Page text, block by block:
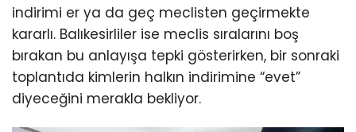
indirimi er ya da geç meclisten geçirmekte
kararlı. Balıkesirliler ise meclis sıralarını boş
bırakan bu anlayışa tepki gösterirken, bir sonraki
toplantıda kimlerin halkın indirimine “evet”
diyeceğini merakla bekliyor.